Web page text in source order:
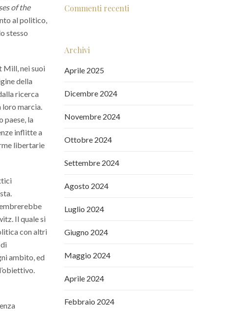
of the
al politico,
stesso
Mill, nei suoi
della
ricerca
marcia.
paese, la
inflitte a
libertarie
Il quale si
con altri
ambito, ed
Commenti recenti
Archivi
Aprile 2025
Dicembre 2024
Novembre 2024
Ottobre 2024
Settembre 2024
Agosto 2024
Luglio 2024
Giugno 2024
Maggio 2024
Aprile 2024
Febbraio 2024